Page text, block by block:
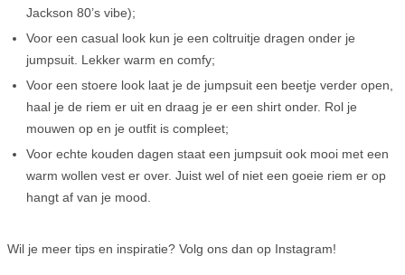
Jackson 80’s vibe);
Voor een casual look kun je een coltruitje dragen onder je
jumpsuit. Lekker warm en comfy;
Voor een stoere look laat je de jumpsuit een beetje verder open,
haal je de riem er uit en draag je er een shirt onder. Rol je
mouwen op en je outfit is compleet;
Voor echte kouden dagen staat een jumpsuit ook mooi met een
warm wollen vest er over. Juist wel of niet een goeie riem er op
hangt af van je mood.
Wil je meer tips en inspiratie? Volg ons dan op Instagram!